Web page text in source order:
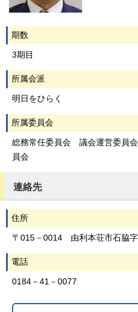
期数
3期目
所属会派
明日をひらく
所属委員会
総務常任委員会 議会運営委員
員会
連絡先
住所
〒015－0014 由利本荘市石脇
電話
0184－41－0077